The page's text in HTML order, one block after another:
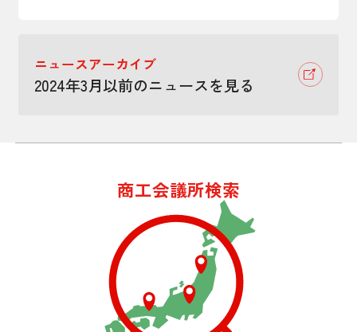
ニュースアーカイブ
2024年3月以前のニュースを見る
商工会議所検索